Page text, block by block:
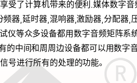
受了计算机带来的便利.媒体数字音
器,延时器,混响器,激励器,分配器,
仪等众多设备都用数字音频矩阵系
的中间和周周边设备都可以用数字
号进行所有的处理的功能。